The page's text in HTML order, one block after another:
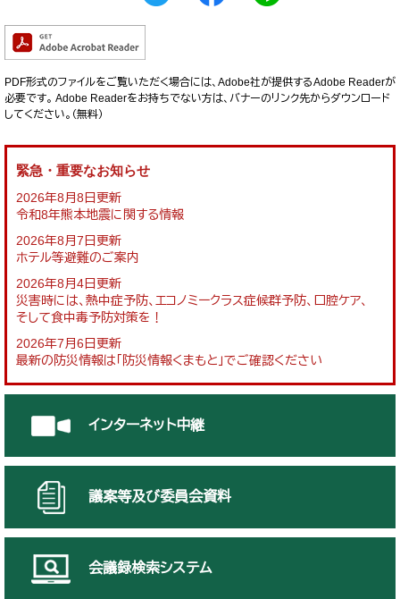
PDF形式のファイルをご覧いただく場合には、Adobe社が提供するAdobe Readerが
必要です。 Adobe Readerをお持ちでない方は、バナーのリンク先からダウンロード
してください。（無料）
緊急・重要なお知らせ
2026年8月8日更新
令和8年熊本地震に関する情報
2026年8月7日更新
ホテル等避難のご案内
2026年8月4日更新
災害時には、熱中症予防、エコノミークラス症候群予防、口腔ケア、
そして食中毒予防対策を！
2026年7月6日更新
最新の防災情報は「防災情報くまもと」でご確認ください
インターネット中継
議案等及び委員会資料
会議録検索システム